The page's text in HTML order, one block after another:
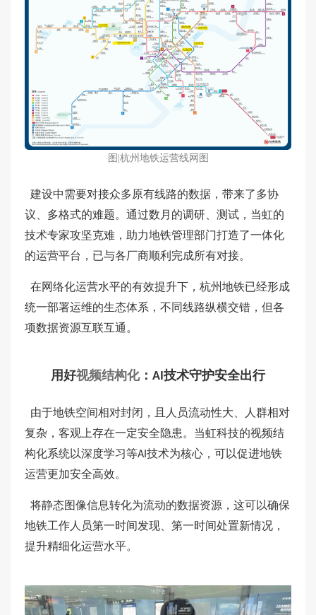
图|杭州地铁运营线网图
建设中需要对接众多原有线路的数据，带来了多协
议、多格式的难题。通过数月的调研、测试，当虹的
技术专家攻坚克难，助力地铁管理部门打造了一体化
的运营平台，已与各厂商顺利完成所有对接。
在网络化运营水平的有效提升下，杭州地铁已经形成
统一部署运维的生态体系，不同线路纵横交错，但各
项数据资源互联互通。
用好视频结构化： AI技术守护安全出行
由于地铁空间相对封闭，且人员流动性大、人群相对
复杂，客观上存在一定安全隐患。当虹科技的视频结
构化系统以深度学习等AI 技术为核心，可以促进地铁
运营更加安全高效。
将静态图像信息转化为流动的数据资源，这可以确保
地铁工作人员第一时间发现、第一时间处置新情况，
提升精细化运营水平。